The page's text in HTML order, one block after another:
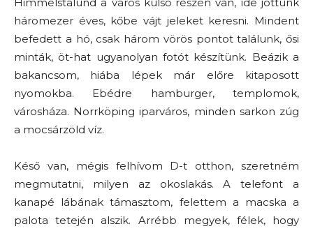
háromezer éves, kőbe vájt jeleket keresni. Mindent
befedett a hó, csak három vörös pontot találunk, ősi
minták, öt-hat ugyanolyan fotót készítünk. Beázik a
bakancsom, hiába lépek már előre kitaposott
nyomokba. Ebédre hamburger, templomok,
városháza. Norrköping iparváros, minden sarkon zúg
a mocsárzöld víz.
Késő van, mégis felhívom D-t otthon, szeretném
megmutatni, milyen az okoslakás. A telefont a
kanapé lábának támasztom, felettem a macska a
palota tetején alszik. Arrébb megyek, félek, hogy